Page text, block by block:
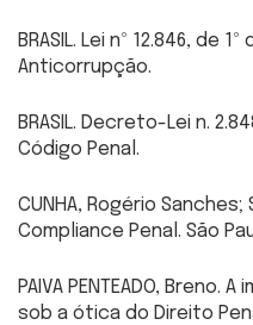
BRASIL. Lei nº 12.846, de
Anticorrupção.
BRASIL. Decreto-Lei n.
Código Penal.
CUNHA, Rogério Sanches;
Compliance Penal. São
PAIVA PENTEADO,
sob a ótica do Direito